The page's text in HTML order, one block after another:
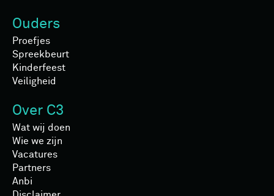
Ouders
Proefjes
Spreekbeurt
Kinderfeest
Veiligheid
Over C3
Wat wij doen
Wie we zijn
Vacatures
Partners
Anbi